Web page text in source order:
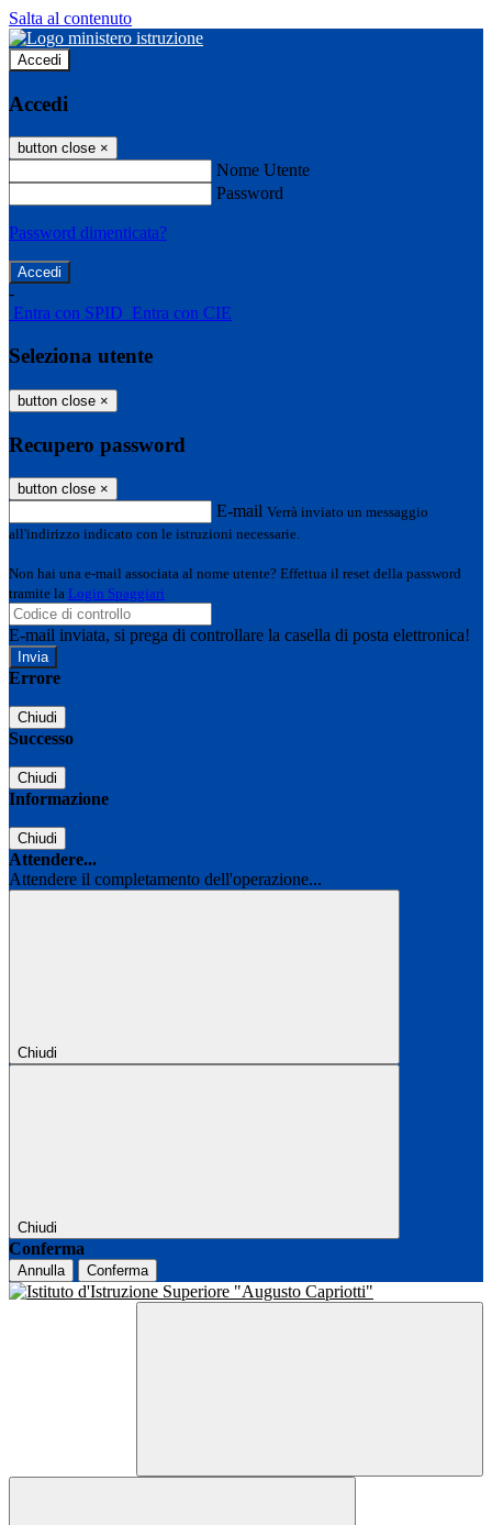
Salta al contenuto
Accedi
Accedi
button close ×
Nome Utente
Password
Password dimenticata?
-
Entra con SPID Entra con CIE
Seleziona utente
button close ×
Recupero password
button close ×
E-mail Verrà inviato un messaggio
all'indirizzo indicato con le istruzioni necessarie.
Non hai una e-mail associata al nome utente? Effettua il reset della password
tramite la Login Spaggiari
E-mail inviata, si prega di controllare la casella di posta elettronica!
Errore
Chiudi
Successo
Chiudi
Informazione
Chiudi
Attendere...
Attendere il completamento dell'operazione...
Chiudi
Chiudi
Conferma
Annulla Conferma